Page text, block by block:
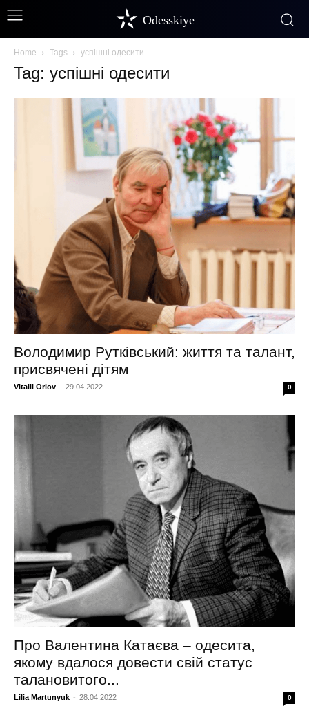
Odesskiye
Home Tags успішні одесити
Tag: успішні одесити
Володимир Рутківський: життя та талант,
присвячені дітям
Vitalii Orlov - 29.04.2022 0
Про Валентина Катаєва – одесита,
якому вдалося довести свій статус
талановитого...
Lilia Martunyuk - 28.04.2022 0